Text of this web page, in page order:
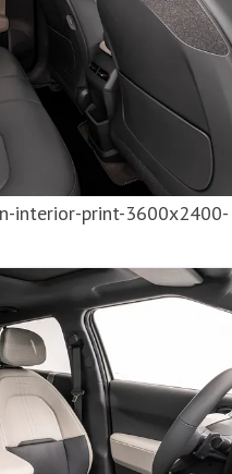
interior-print-3600x2400-